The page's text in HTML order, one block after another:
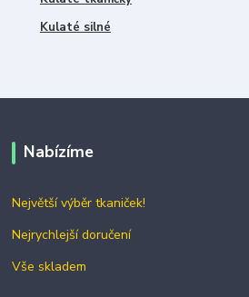
Kulaté silné
Nabízíme
Největší výběr tkaniček!
Nejrychlejší doručení
Vše skladem